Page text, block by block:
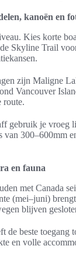
kanoën en
Kies korte
Skyline Trail
zijn Maligne
Vancouver
route.
gebruik je vroeg
300–600mm
en fauna
met Canada
(mei–juni)
blijven
de beste
en volle